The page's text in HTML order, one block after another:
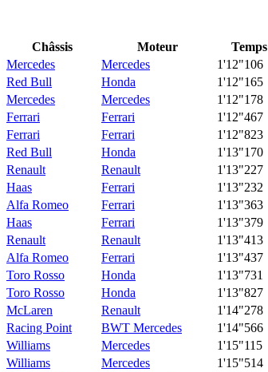
Châssis Moteur Temps
Mercedes Mercedes 1'12"106
Red Bull Honda 1'12"165
Mercedes Mercedes 1'12"178
Ferrari Ferrari 1'12"467
Ferrari Ferrari 1'12"823
Red Bull Honda 1'13"170
Renault Renault 1'13"227
Haas Ferrari 1'13"232
Alfa Romeo Ferrari 1'13"363
Haas Ferrari 1'13"379
Renault Renault 1'13"413
Alfa Romeo Ferrari 1'13"437
Toro Rosso Honda 1'13"731
Toro Rosso Honda 1'13"827
McLaren Renault 1'14"278
Racing Point BWT Mercedes 1'14"566
Williams Mercedes 1'15"115
Williams Mercedes 1'15"514